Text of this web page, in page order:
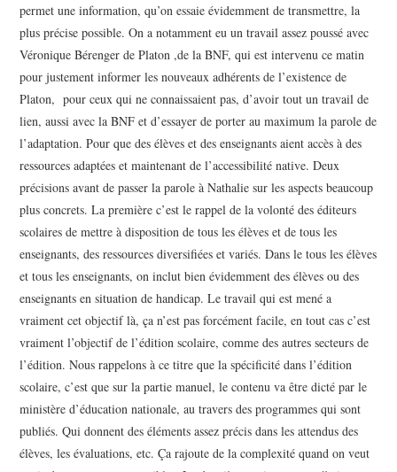
permet une information, qu’on essaie évidemment de transmettre, la
plus précise possible. On a notamment eu un travail assez poussé avec
Véronique Bérenger de Platon ,de la BNF, qui est intervenu ce matin
pour justement informer les nouveaux adhérents de l’existence de
Platon, pour ceux qui ne connaissaient pas, d’avoir tout un travail de
lien, aussi avec la BNF et d’essayer de porter au maximum la parole de
l’adaptation. Pour que des élèves et des enseignants aient accès à des
ressources adaptées et maintenant de l’accessibilité native. Deux
précisions avant de passer la parole à Nathalie sur les aspects beaucoup
plus concrets. La première c’est le rappel de la volonté des éditeurs
scolaires de mettre à disposition de tous les élèves et de tous les
enseignants, des ressources diversifiées et variés. Dans le tous les élèves
et tous les enseignants, on inclut bien évidemment des élèves ou des
enseignants en situation de handicap. Le travail qui est mené a
vraiment cet objectif là, ça n’est pas forcément facile, en tout cas c’est
vraiment l’objectif de l’édition scolaire, comme des autres secteurs de
l’édition. Nous rappelons à ce titre que la spécificité dans l’édition
scolaire, c’est que sur la partie manuel, le contenu va être dicté par le
ministère d’éducation nationale, au travers des programmes qui sont
publiés. Qui donnent des éléments assez précis dans les attendus des
élèves, les évaluations, etc. Ça rajoute de la complexité quand on veut